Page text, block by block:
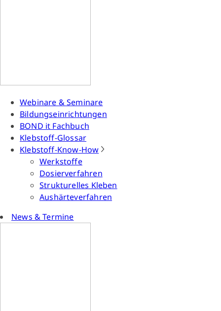
Webinare & Seminare
Bildungseinrichtungen
BOND it Fachbuch
Klebstoff-Glossar
Klebstoff-Know-How
Werkstoffe
Dosierverfahren
Strukturelles Kleben
Aushärteverfahren
News & Termine